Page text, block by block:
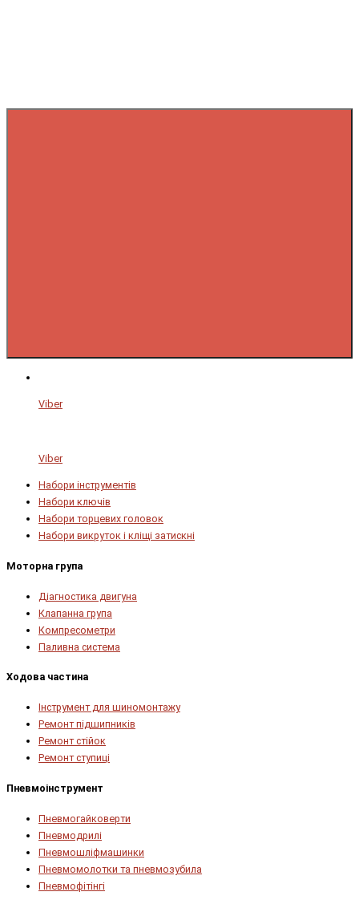
Viber
Viber
Набори інструментів
Набори ключів
Набори торцевих головок
Набори викруток і кліщі затискні
Моторна група
Діагностика двигуна
Клапанна група
Компресометри
Паливна система
Ходова частина
Інструмент для шиномонтажу
Ремонт підшипників
Ремонт стійок
Ремонт ступиці
Пневмоінструмент
Пневмогайковерти
Пневмодрилі
Пневмошліфмашинки
Пневмомолотки та пневмозубила
Пневмофітінгі